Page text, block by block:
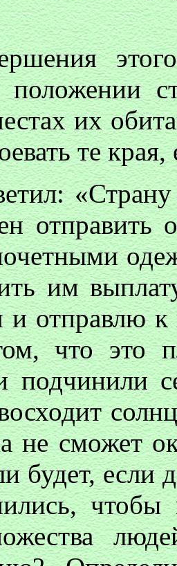
положении
их
те
отправить
им
и отправлю
что это
подчинили
не сможет
будет, если
чтобы